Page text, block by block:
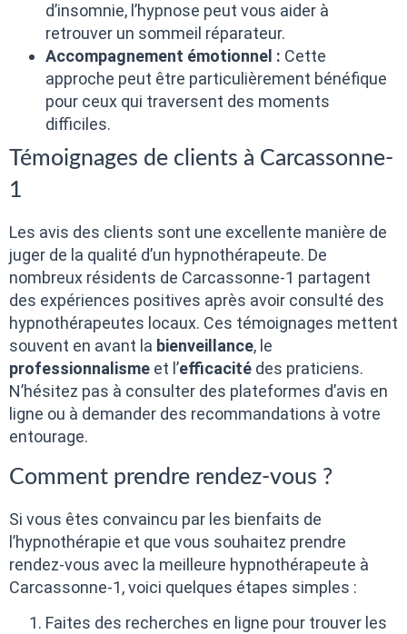
d’insomnie, l’hypnose peut vous aider à
retrouver un sommeil réparateur.
Accompagnement émotionnel : Cette
approche peut être particulièrement bénéfique
pour ceux qui traversent des moments
difficiles.
Témoignages de clients à Carcassonne-
1
Les avis des clients sont une excellente manière de
juger de la qualité d’un hypnothérapeute. De
nombreux résidents de Carcassonne-1 partagent
des expériences positives après avoir consulté des
hypnothérapeutes locaux. Ces témoignages mettent
souvent en avant la bienveillance, le
professionnalisme et l’efficacité des praticiens.
N’hésitez pas à consulter des plateformes d’avis en
ligne ou à demander des recommandations à votre
entourage.
Comment prendre rendez-vous ?
Si vous êtes convaincu par les bienfaits de
l’hypnothérapie et que vous souhaitez prendre
rendez-vous avec la meilleure hypnothérapeute à
Carcassonne-1, voici quelques étapes simples :
Faites des recherches en ligne pour trouver les